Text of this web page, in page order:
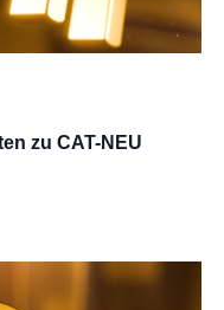
zu CAT-NEU